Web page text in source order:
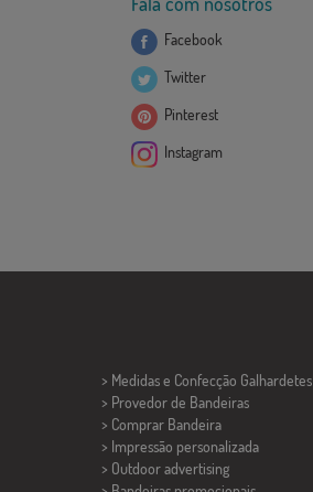
Facebook
Twitter
Pinterest
Instagram
> Medidas e Confecção Galhardetes
> Provedor de Bandeiras
> Comprar Bandeira
> Impressão personalizada
> Outdoor advertising